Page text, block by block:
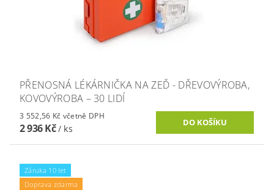
PŘENOSNÁ LÉKÁRNIČKA NA ZEĎ - DŘEVOVÝROBA,
KOVOVÝROBA – 30 LIDÍ
3 552,56 Kč včetně DPH
2 936 Kč/ ks
Záruka 10 let
Doprava zdarma